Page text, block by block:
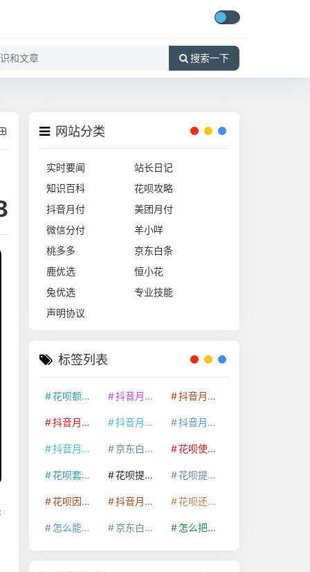
搜索一下
网站分类
实时要闻
站长日记
知识百科
花呗攻略
抖音月付
美团月付
微信分付
羊小咩
桃多多
京东白条
鹿优选
恒小花
兔优选
专业技能
声明协议
标签列表
花呗额度提升 抖音月付套现24小时接单 抖音月付套现怎么套
抖音月付套现多少手续费 抖音月付套现商家有哪些 抖音月付套现30秒技巧
抖音月付套现最新方法 京东白条额度提升 花呗使用技巧
花呗套取现金最佳方法 花呗提额技巧 花呗提现怎么操作
花呗因为套现被限额了这种情况要多久才会好 抖音月付套现秒回100起 花呗还款技巧
怎么能把京东白条额度钱套出来 京东白条套出来手续费多少 怎么把京东白条的钱取出来